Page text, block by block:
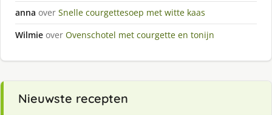
anna over Snelle courgettesoep met witte kaas
Wilmie over Ovenschotel met courgette en tonijn
Nieuwste recepten